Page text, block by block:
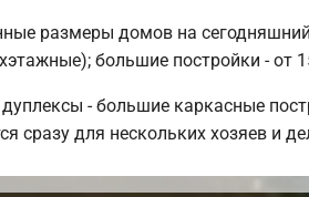
размеры домов на
большие постройки - от
- большие каркасные
сразу для нескольких хозяев и